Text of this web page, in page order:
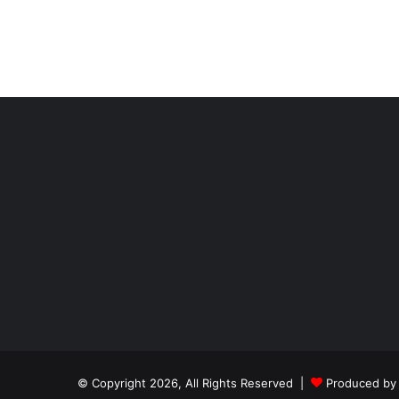
© Copyright 2026, All Rights Reserved | Produced by